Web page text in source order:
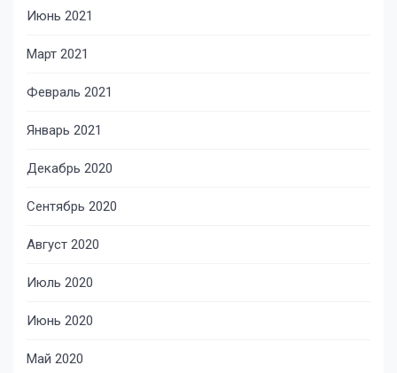
Июнь 2021
Март 2021
Февраль 2021
Январь 2021
Декабрь 2020
Сентябрь 2020
Август 2020
Июль 2020
Июнь 2020
Май 2020